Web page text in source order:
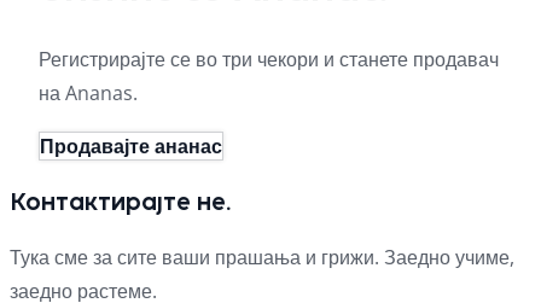
Регистрирајте се во три чекори и станете продавач
на Ananas.
Продавајте ананас
Контактирајте не.
Тука сме за сите ваши прашања и грижи. Заедно учиме,
заедно растеме.